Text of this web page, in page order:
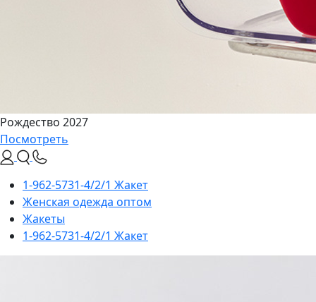
Рождество 2027
Посмотреть
1-962-5731-4/2/1 Жакет
Женская одежда оптом
Жакеты
1-962-5731-4/2/1 Жакет